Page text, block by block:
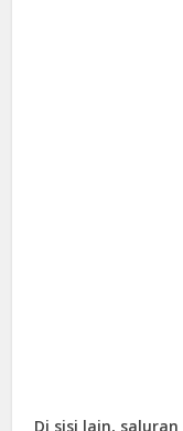
Di sisi lain,